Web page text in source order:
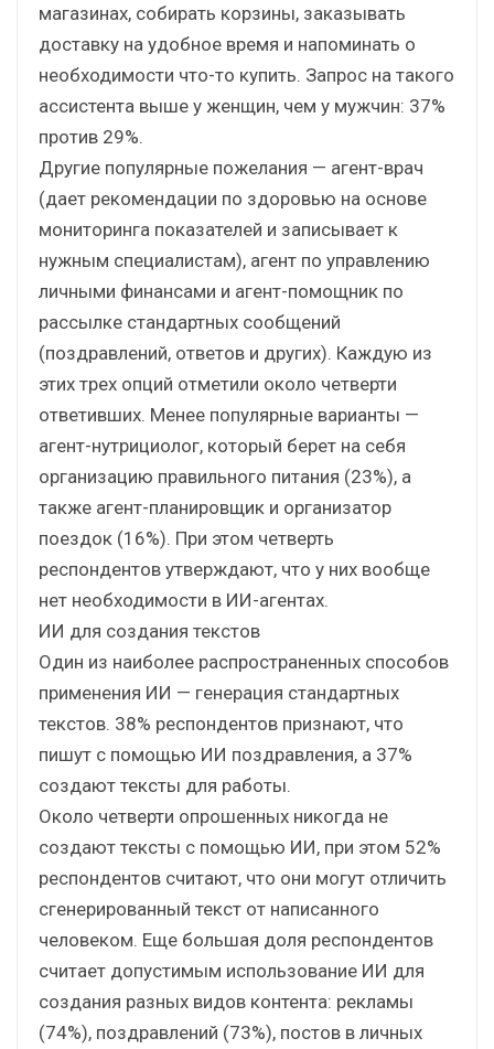
магазинах, собирать корзины, заказывать
доставку на удобное время и напоминать о
необходимости что-то купить. Запрос на такого
ассистента выше у женщин, чем у мужчин: 37%
против 29%.
Другие популярные пожелания — агент-врач
(дает рекомендации по здоровью на основе
мониторинга показателей и записывает к
нужным специалистам), агент по управлению
личными финансами и агент-помощник по
рассылке стандартных сообщений
(поздравлений, ответов и других). Каждую из
этих трех опций отметили около четверти
ответивших. Менее популярные варианты —
агент-нутрициолог, который берет на себя
организацию правильного питания (23%), а
также агент-планировщик и организатор
поездок (16%). При этом четверть
респондентов утверждают, что у них вообще
нет необходимости в ИИ-агентах.
ИИ для создания текстов
Один из наиболее распространенных способов
применения ИИ — генерация стандартных
текстов. 38% респондентов признают, что
пишут с помощью ИИ поздравления, а 37%
создают тексты для работы.
Около четверти опрошенных никогда не
создают тексты с помощью ИИ, при этом 52%
респондентов считают, что они могут отличить
сгенерированный текст от написанного
человеком. Еще большая доля респондентов
считает допустимым использование ИИ для
создания разных видов контента: рекламы
(74%), поздравлений (73%), постов в личных